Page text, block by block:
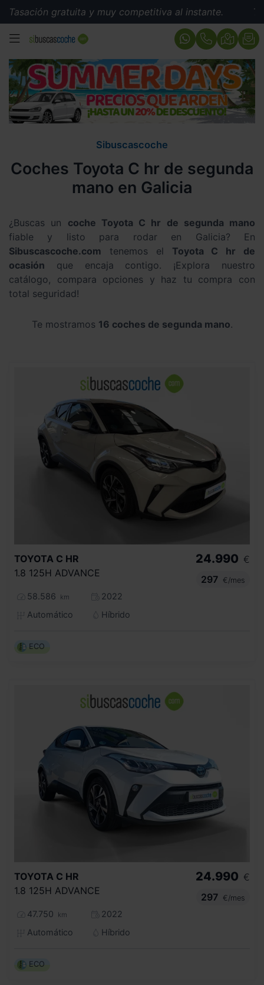
gratuita y muy competitiva al instante. Tasación
MENÚ
Sibuscascoche
Coches Toyota C hr de segunda
mano en Galicia
¿Buscas un coche Toyota C hr de segunda mano
fiable y listo para rodar en Galicia? En
Sibuscascoche.com tenemos el Toyota C hr de
ocasión que encaja contigo. ¡Explora nuestro
catálogo, compara opciones y haz tu compra con
total seguridad!
Te mostramos 16 coches de segunda mano.
TOYOTA C HR
1.8 125H ADVANCE
58.586 km
2022
Automático
Híbrido
24.990 €
297
€/mes
ECO
TOYOTA C HR
1.8 125H ADVANCE
47.750 km
2022
Automático
Híbrido
24.990 €
297
€/mes
ECO